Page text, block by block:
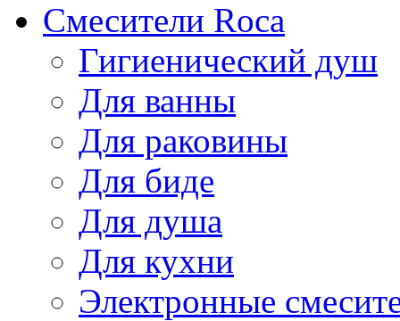
Смесители Roca
Гигиенический душ
Для ванны
Для раковины
Для биде
Для душа
Для кухни
Электронные